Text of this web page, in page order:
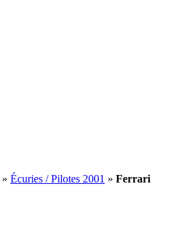
» Écuries / Pilotes 2001 » Ferrari